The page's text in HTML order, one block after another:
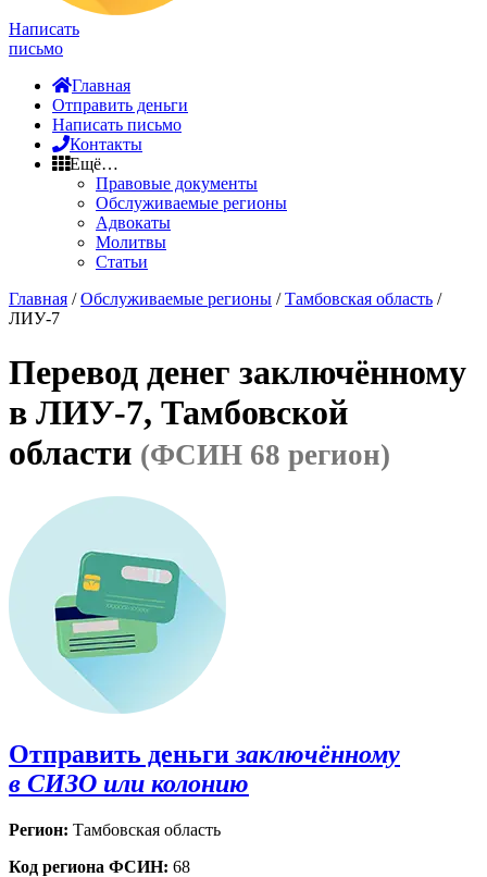
Написать
письмо
Главная
Отправить деньги
Написать письмо
Контакты
Ещё…
Правовые документы
Обслуживаемые регионы
Адвокаты
Молитвы
Статьи
Главная /Обслуживаемые регионы /Тамбовская область /
ЛИУ-7
Перевод денег заключённому
в ЛИУ-7, Тамбовской
области (ФСИН 68 регион)
Отправить деньги заключённому
в СИЗО или колонию
Регион: Тамбовская область
Код региона ФСИН: 68